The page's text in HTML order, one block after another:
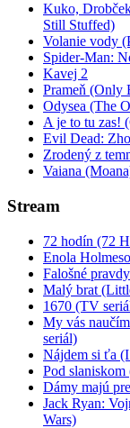
Kuko,
Still Stuffed)
Volanie vody
Spider-Man:
Kavej 2
Prameň (Only
Odysea (The
A je to tu zas!
Evil Dead:
Zrodený z
Vaiana
Stream
72 hodín (72
Enola
Falošné
Malý brat
1670 (TV
My vás
seriál)
Nájdem si ťa
Pod
Dámy majú
Jack Ryan:
Wars)